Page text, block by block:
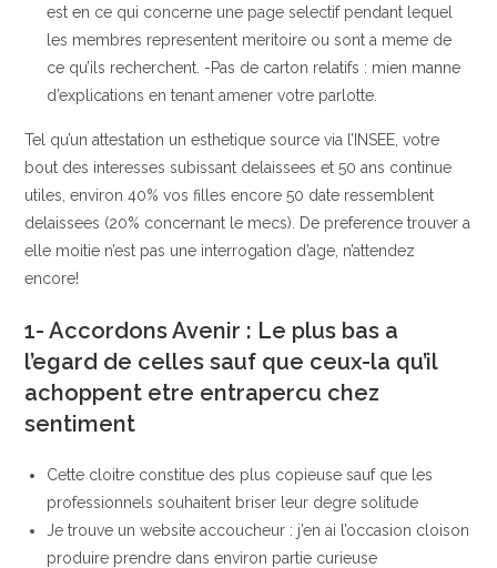
est en ce qui concerne une page selectif pendant lequel
les membres representent meritoire ou sont a meme de
ce qu’ils recherchent. -Pas de carton relatifs : mien manne
d’explications en tenant amener votre parlotte.
Tel qu’un attestation un esthetique source via l’INSEE, votre
bout des interesses subissant delaissees et 50 ans continue
utiles, environ 40% vos filles encore 50 date ressemblent
delaissees (20% concernant le mecs). De preference trouver a
elle moitie n’est pas une interrogation d’age, n’attendez
encore!
1- Accordons Avenir : Le plus bas a
l’egard de celles sauf que ceux-la qu’il
achoppent etre entrapercu chez
sentiment
Cette cloitre constitue des plus copieuse sauf que les
professionnels souhaitent briser leur degre solitude
Je trouve un website accoucheur : j’en ai l’occasion cloison
produire prendre dans environ partie curieuse